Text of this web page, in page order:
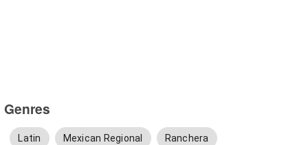
Genres
Latin Mexican Regional Ranchera